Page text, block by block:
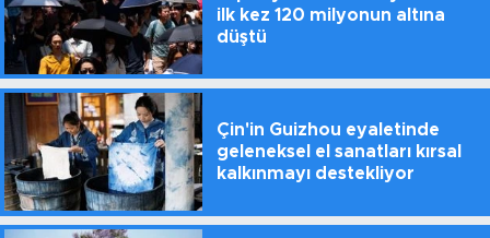
ilk kez 120 milyonun altına
düştü
Çin'in Guizhou eyaletinde
geleneksel el sanatları kırsal
kalkınmayı destekliyor